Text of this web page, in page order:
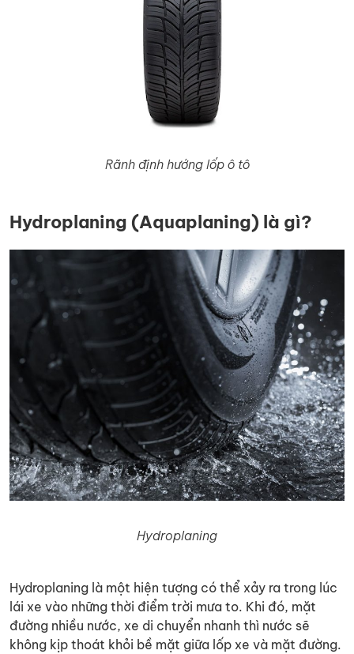
Rãnh định hướng lốp ô tô
Hydroplaning (Aquaplaning) là gì?
Hydroplaning
Hydroplaning là một hiện tượng có thể xảy ra trong lúc
lái xe vào những thời điểm trời mưa to. Khi đó, mặt
đường nhiều nước, xe di chuyển nhanh thì nước sẽ
không kịp thoát khỏi bề mặt giữa lốp xe và mặt đường.